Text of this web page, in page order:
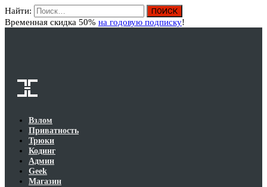
Найти:
Временная скидка 50% на годовую подписку!
Взлом
Приватность
Трюки
Кодинг
Админ
Geek
Магазин